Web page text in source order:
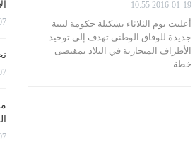
2016-01-19 10:55
أعلنت يوم الثلاثاء تشكيلة حكومة ليبية
جديدة للوفاق الوطني تهدف إلى توحيد
الأطراف المتحاربة في البلاد بمقتضى
خطة…
نحو